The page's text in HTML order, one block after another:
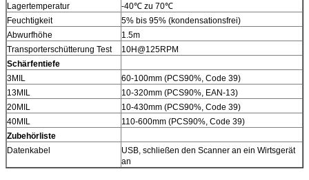
Lagertemperatur
-40℃ zu 70℃
Feuchtigkeit
5% bis 95% (kondensationsfrei)
Abwurfhöhe
1.5m
Transporterschütterung Test
10H@125RPM
Schärfentiefe
3MIL
60-100mm (PCS90%, Code 39)
13MIL
10-320mm (PCS90%, EAN-13)
20MIL
10-430mm (PCS90%, Code 39)
40MIL
110-600mm (PCS90%, Code 39)
Zubehörliste
Datenkabel
USB, schließen den Scanner an ein Wirtsgerät
an